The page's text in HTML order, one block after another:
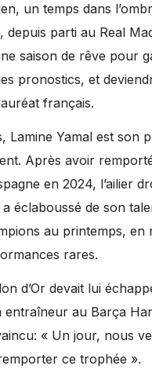
un temps dans
depuis parti au Real
saison de rêve pour
pronostics, et
français.
Lamine Yamal est son
Après avoir
en 2024, l’ailier
a éclaboussé de son
au printemps, en
rares.
d’Or devait lui
entraîneur au Barça
« Un jour, nous
ce trophée ».